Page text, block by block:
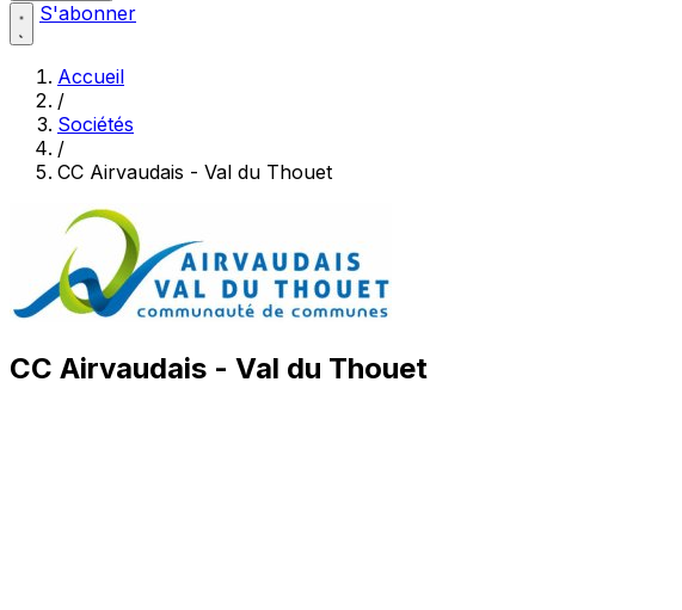
S'abonner
Accueil
/
Sociétés
/
CC Airvaudais - Val du Thouet
CC Airvaudais - Val du Thouet